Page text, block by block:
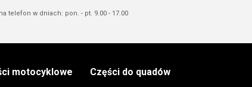
telefon w dniach: pon. - pt. 9.00 - 17.00
motocyklowe Części do quadów